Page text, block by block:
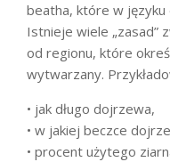
beatha, które w języku
Istnieje wiele „zasad”
od regionu, które
wytwarzany.
• jak długo dojrzewa,
• w jakiej beczce
• procent użytego